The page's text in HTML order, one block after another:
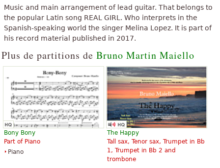
Music and main arrangement of lead guitar. That belongs to
the popular Latin song REAL GIRL. Who interprets in the
Spanish-speaking world the singer Melina Lopez. It is part of
his record material published in 2017.
Plus de partitions de Bruno Martin Maiello
Bony Bony
Part of Piano
Piano
The Happy
Tall sax, Tenor sax, Trumpet in Bb
1, Trumpet in Bb 2 and
trombone